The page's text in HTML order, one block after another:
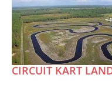
CIRCUIT KART